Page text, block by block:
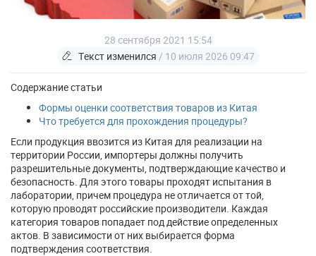
28 сентября 2021 15:54
Текст изменился / 10 июля 2026 09:47
Содержание статьи
Формы оценки соответствия товаров из Китая
Что требуется для прохождения процедуры?
Если продукция ввозится из Китая для реализации на
территории России, импортеры должны получить
разрешительные документы, подтверждающие качество и
безопасность. Для этого товары проходят испытания в
лаборатории, причем процедура не отличается от той,
которую проводят российские производители. Каждая
категория товаров попадает под действие определенных
актов. В зависимости от них выбирается форма
подтверждения соответствия.